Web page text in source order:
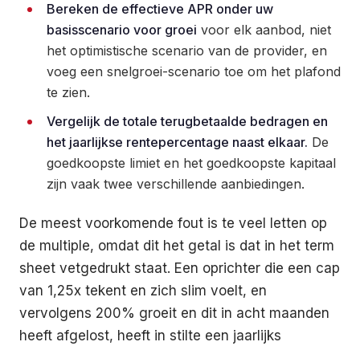
Bereken de effectieve APR onder uw
basisscenario voor groei voor elk aanbod, niet
het optimistische scenario van de provider, en
voeg een snelgroei-scenario toe om het plafond
te zien.
Vergelijk de totale terugbetaalde bedragen en
het jaarlijkse rentepercentage naast elkaar. De
goedkoopste limiet en het goedkoopste kapitaal
zijn vaak twee verschillende aanbiedingen.
De meest voorkomende fout is te veel letten op
de multiple, omdat dit het getal is dat in het term
sheet vetgedrukt staat. Een oprichter die een cap
van 1,25x tekent en zich slim voelt, en
vervolgens 200% groeit en dit in acht maanden
heeft afgelost, heeft in stilte een jaarlijks